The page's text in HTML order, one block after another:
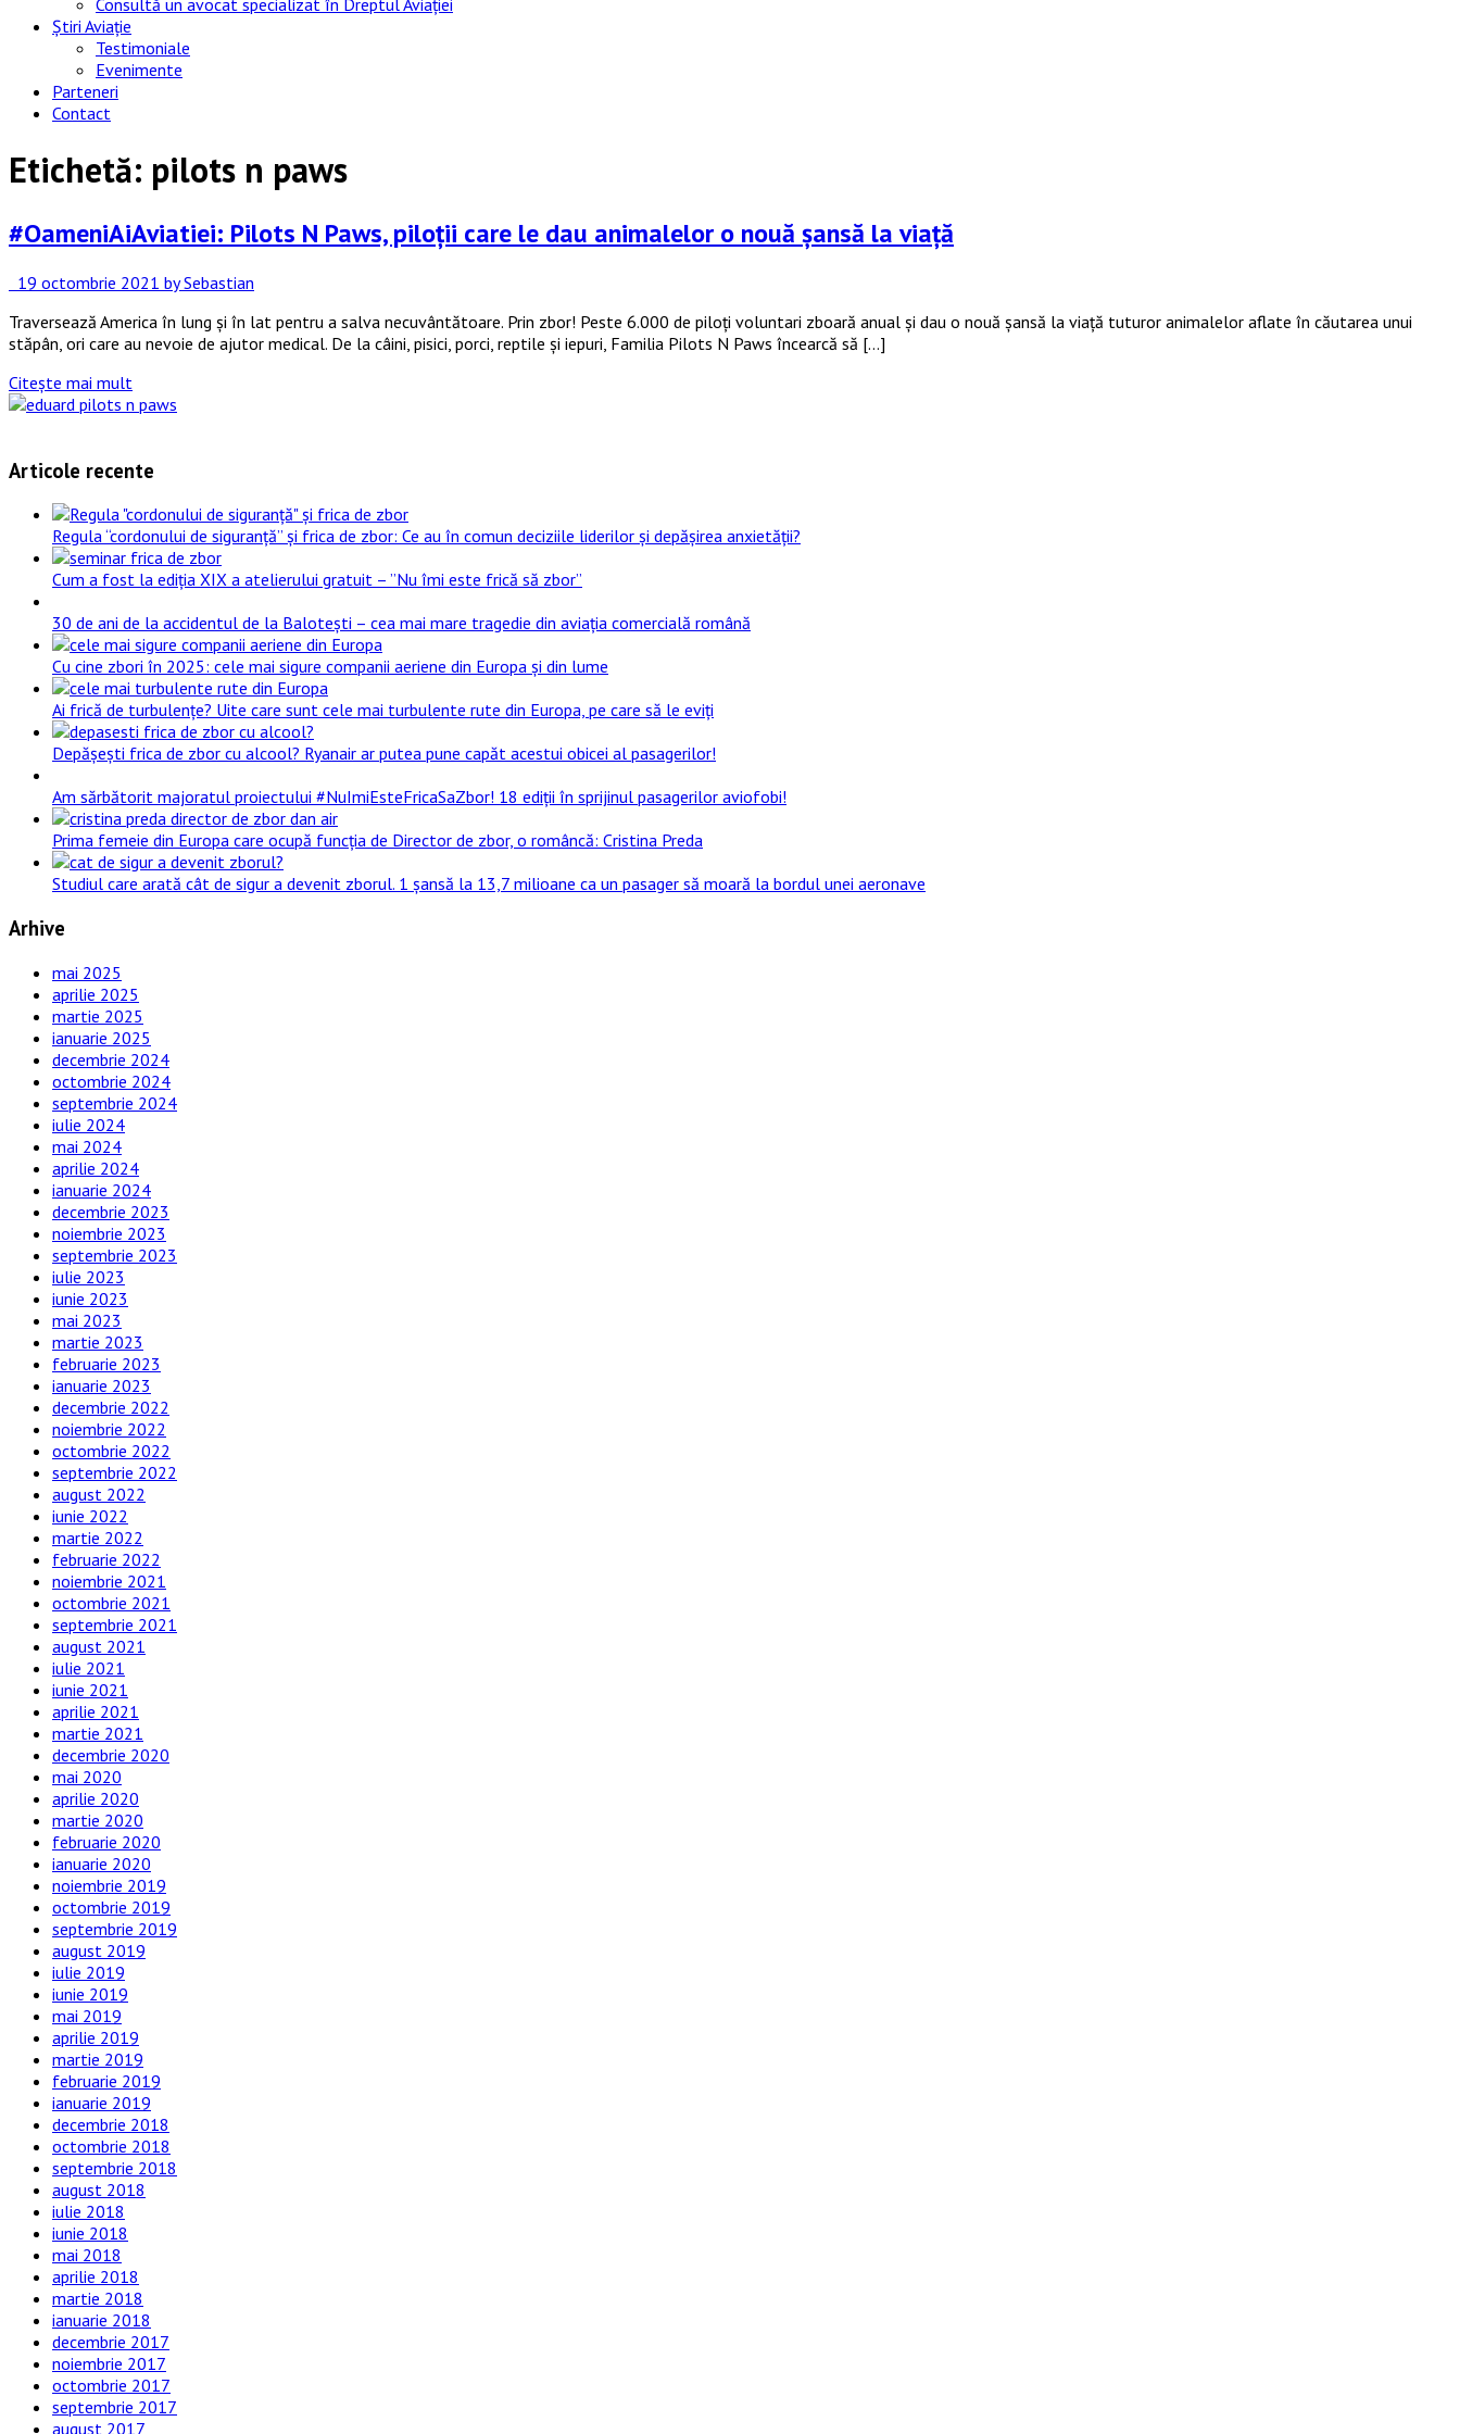
Consultă un avocat specializat în Dreptul Aviației
Știri Aviație
Testimoniale
Evenimente
Parteneri
Contact
Etichetă: pilots n paws
#OameniAiAviatiei: Pilots N Paws, piloții care le dau animalelor o nouă șansă la viață
19 octombrie 2021 by Sebastian
Traversează America în lung și în lat pentru a salva necuvântătoare. Prin zbor! Peste 6.000 de piloți voluntari zboară anual și dau o nouă șansă la viață tuturor animalelor aflate în căutarea unui
stăpân, ori care au nevoie de ajutor medical. De la câini, pisici, porci, reptile și iepuri, Familia Pilots N Paws încearcă să […]
Citește mai mult
Articole recente
Regula “cordonului de siguranță” și frica de zbor: Ce au în comun deciziile liderilor și depășirea anxietății?
Cum a fost la ediția XIX a atelierului gratuit – ”Nu îmi este frică să zbor”
30 de ani de la accidentul de la Balotești – cea mai mare tragedie din aviația comercială română
Cu cine zbori în 2025: cele mai sigure companii aeriene din Europa și din lume
Ai frică de turbulențe? Uite care sunt cele mai turbulente rute din Europa, pe care să le eviți
Depășești frica de zbor cu alcool? Ryanair ar putea pune capăt acestui obicei al pasagerilor!
Am sărbătorit majoratul proiectului #NuImiEsteFricaSaZbor! 18 ediții în sprijinul pasagerilor aviofobi!
Prima femeie din Europa care ocupă funcția de Director de zbor, o româncă: Cristina Preda
Studiul care arată cât de sigur a devenit zborul. 1 șansă la 13,7 milioane ca un pasager să moară la bordul unei aeronave
Arhive
mai 2025
aprilie 2025
martie 2025
ianuarie 2025
decembrie 2024
octombrie 2024
septembrie 2024
iulie 2024
mai 2024
aprilie 2024
ianuarie 2024
decembrie 2023
noiembrie 2023
septembrie 2023
iulie 2023
iunie 2023
mai 2023
martie 2023
februarie 2023
ianuarie 2023
decembrie 2022
noiembrie 2022
octombrie 2022
septembrie 2022
august 2022
iunie 2022
martie 2022
februarie 2022
noiembrie 2021
octombrie 2021
septembrie 2021
august 2021
iulie 2021
iunie 2021
aprilie 2021
martie 2021
decembrie 2020
mai 2020
aprilie 2020
martie 2020
februarie 2020
ianuarie 2020
noiembrie 2019
octombrie 2019
septembrie 2019
august 2019
iulie 2019
iunie 2019
mai 2019
aprilie 2019
martie 2019
februarie 2019
ianuarie 2019
decembrie 2018
octombrie 2018
septembrie 2018
august 2018
iulie 2018
iunie 2018
mai 2018
aprilie 2018
martie 2018
ianuarie 2018
decembrie 2017
noiembrie 2017
octombrie 2017
septembrie 2017
august 2017